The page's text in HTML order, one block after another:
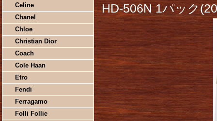
Celine
Chanel
Chloe
Christian Dior
Coach
Cole Haan
Etro
Fendi
Ferragamo
Folli Follie
HD-506N 1パック